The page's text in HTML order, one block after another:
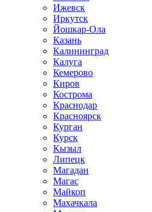
Ижевск
Иркутск
Йошкар-Ола
Казань
Калининград
Калуга
Кемерово
Киров
Кострома
Краснодар
Красноярск
Курган
Курск
Кызыл
Липецк
Магадан
Магас
Майкоп
Махачкала